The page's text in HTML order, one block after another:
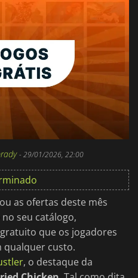
-29/01/2026, 22:00
as ofertas deste mês
seu catálogo,
que os jogadores
qualquer custo.
, o destaque da